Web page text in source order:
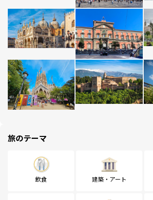
旅のテーマ
飲食 建築・アート